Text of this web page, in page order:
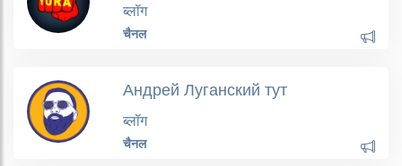
ब्लॉग
चैनल
Андрей Луганский тут
ब्लॉग
चैनल